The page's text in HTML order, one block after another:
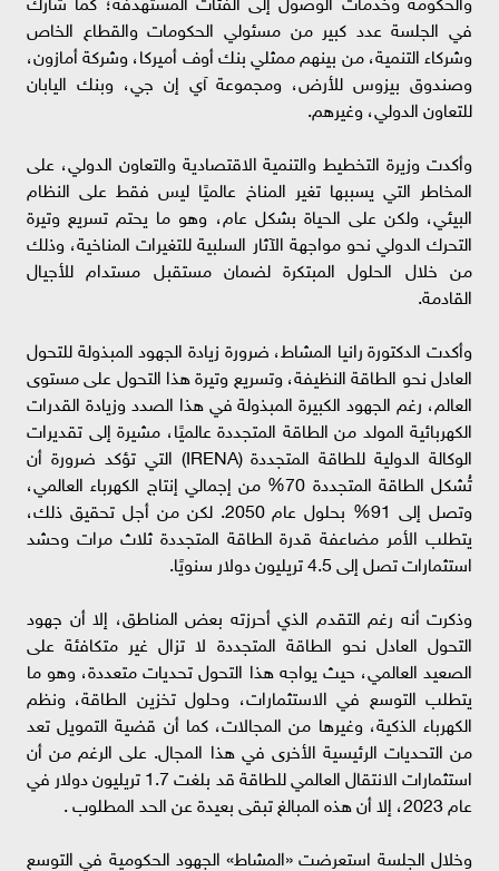
في الجلسة عدد كبير من مسئولي الحكومات والقطاع الخاص
وشركاء التنمية، من بينهم ممثلي بنك أوف أميركا، وشركة أمازون،
وصندوق بيزوس للأرض، ومجموعة آي إن جي، وبنك اليابان
للتعاون الدولي، وغيرهم.
وأكدت وزيرة التخطيط والتنمية الاقتصادية والتعاون الدولي، على
المخاطر التي يسببها تغير المناخ عالميًا ليس فقط على النظام
البيئي، ولكن على الحياة بشكل عام، وهو ما يحتم تسريع وتيرة
التحرك الدولي نحو مواجهة الآثار السلبية للتغيرات المناخية، وذلك
من خلال الحلول المبتكرة لضمان مستقبل مستدام للأجيال
القادمة.
وأكدت الدكتورة رانيا المشاط، ضرورة زيادة الجهود المبذولة للتحول
العادل نحو الطاقة النظيفة، وتسريع وتيرة هذا التحول على مستوى
العالم، رغم الجهود الكبيرة المبذولة في هذا الصدد وزيادة القدرات
الكهربائية المولد من الطاقة المتجددة عالميًا، مشيرة إلى تقديرات
الوكالة الدولية للطاقة المتجددة (IRENA) التي تؤكد ضرورة أن
تُشكل الطاقة المتجددة 70% من إجمالي إنتاج الكهرباء العالمي،
وتصل إلى 91% بحلول عام 2050. لكن من أجل تحقيق ذلك،
يتطلب الأمر مضاعفة قدرة الطاقة المتجددة ثلاث مرات وحشد
استثمارات تصل إلى 4.5 تريليون دولار سنويًا.
وذكرت أنه رغم التقدم الذي أحرزته بعض المناطق، إلا أن جهود
التحول العادل نحو الطاقة المتجددة لا تزال غير متكافئة على
الصعيد العالمي، حيث يواجه هذا التحول تحديات متعددة، وهو ما
يتطلب التوسع في الاستثمارات، وحلول تخزين الطاقة، ونظم
الكهرباء الذكية، وغيرها من المجالات، كما أن قضية التمويل تعد
من التحديات الرئيسية الأخرى في هذا المجال. على الرغم من أن
استثمارات الانتقال العالمي للطاقة قد بلغت 1.7 تريليون دولار في
عام 2023، إلا أن هذه المبالغ تبقى بعيدة عن الحد المطلوب .
وخلال الجلسة استعرضت «المشاط» الجهود الحكومية في التوسع